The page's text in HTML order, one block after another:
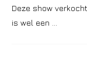
Deze show
is wel een …